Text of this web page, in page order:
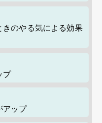
のやる気による効果
プ
アップ